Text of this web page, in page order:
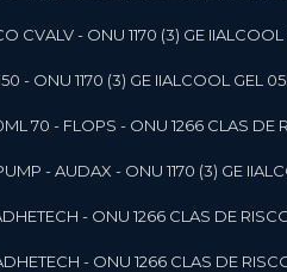
CVALV - ONU 1170 (3) GE II
- ONU 1170 (3) GE II ALCOOL GEL
70 - FLOPS - ONU 1266 CLAS DE
- AUDAX - ONU 1170 (3) GE II
- ONU 1266 CLAS DE
- ONU 1266 CLAS DE